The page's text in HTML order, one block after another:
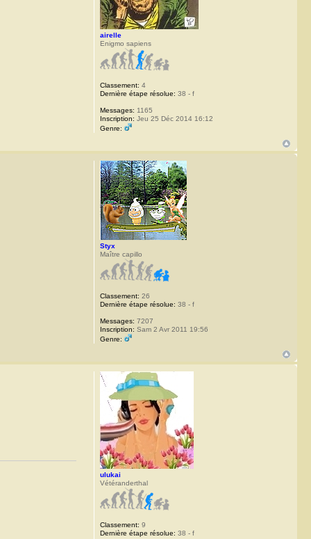
airelle
Enigmo sapiens
Classement: 4
Dernière étape résolue: 38 - f
Messages: 1165
Inscription: Jeu 25 Déc 2014 16:12
Genre:
Styx
Maître capillo
Classement: 26
Dernière étape résolue: 38 - f
Messages: 7207
Inscription: Sam 2 Avr 2011 19:56
Genre:
ulukai
Vétéranderthal
Classement: 9
Dernière étape résolue: 38 - f